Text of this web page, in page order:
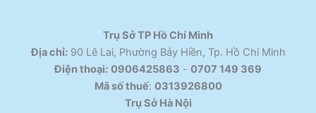
Trụ Sở TP Hồ Chí Minh
Địa chỉ:90 Lê Lai, Phường Bảy Hiền, Tp. Hồ Chí Minh
Điện thoại: 0906425863 - 0707 149 369
Mã số thuế: 0313926800
Trụ Sở Hà Nội